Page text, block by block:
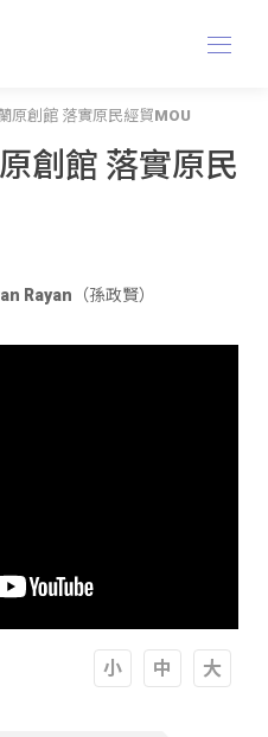
原創館 落實原民經貿MOU
創館 落實原民
Rayan（孫政賢）